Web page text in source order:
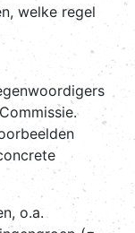
welke regel
o.a.